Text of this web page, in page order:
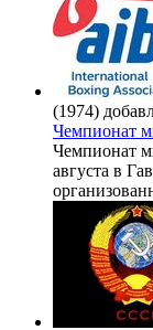
(1974)
Чемпионат
Чемпионат
августа в